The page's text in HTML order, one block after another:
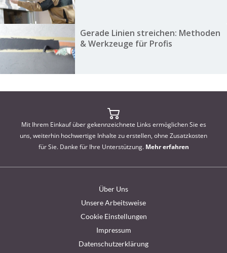
Gerade Linien streichen: Methoden
& Werkzeuge für Profis
Mit Ihrem Einkauf über gekennzeichnete Links ermöglichen Sie es
uns, weiterhin hochwertige Inhalte zu erstellen, ohne Zusatzkosten
für Sie. Danke für Ihre Unterstützung. Mehr erfahren
Über Uns
Unsere Arbeitsweise
Cookie Einstellungen
Impressum
Datenschutzerklärung